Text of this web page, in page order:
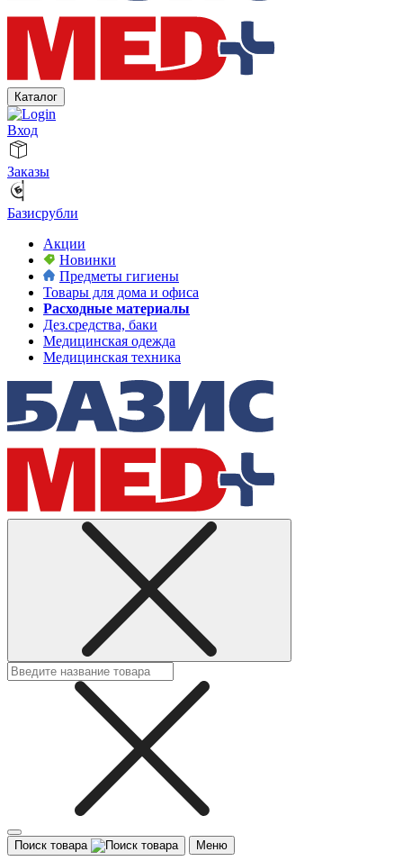
Каталог
Вход
Заказы
Базисрубли
Акции
Новинки
Предметы гигиены
Товары для дома и офиса
Расходные материалы
Дез.средства, баки
Медицинская одежда
Медицинская техника
Поиск товара Меню